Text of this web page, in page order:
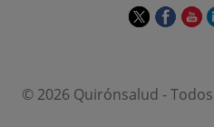
Este
en
Este
en
en
© 2026 Quirónsalud -